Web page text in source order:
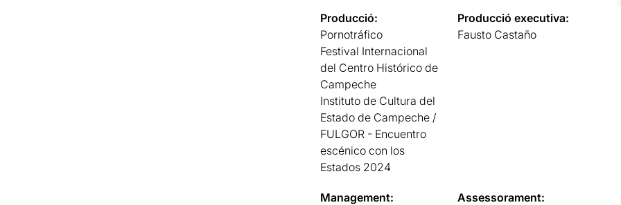
Producció:
Pornotráfico
Festival Internacional
del Centro Histórico de
Campeche
Instituto de Cultura del
Estado de Campeche /
FULGOR - Encuentro
escénico con los
Estados 2024
Producció executiva:
Fausto Castaño
Management:
Assessorament: